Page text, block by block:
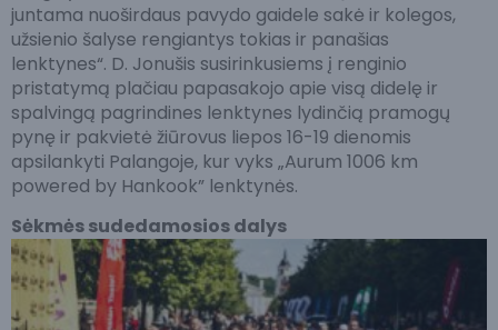
juntama nuoširdaus pavydo gaidele sakė ir kolegos,
užsienio šalyse rengiantys tokias ir panašias
lenktynes“. D. Jonušis susirinkusiems į renginio
pristatymą plačiau papasakojo apie visą didelę ir
spalvingą pagrindines lenktynes lydinčią pramogų
pynę ir pakvietė žiūrovus liepos 16-19 dienomis
apsilankyti Palangoje, kur vyks „Aurum 1006 km
powered by Hankook” lenktynės.
Sėkmės sudedamosios dalys